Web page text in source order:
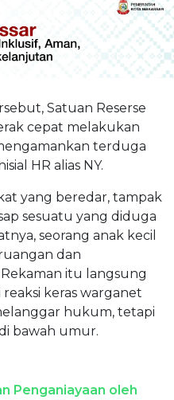
Satuan Reserse
cepat melakukan
terduga
HR alias NY.
yang beredar, tampak
sesuatu yang diduga
seorang anak kecil
dan
itu langsung
keras warganet
hukum, tetapi
bawah umur.
Penganiayaan oleh